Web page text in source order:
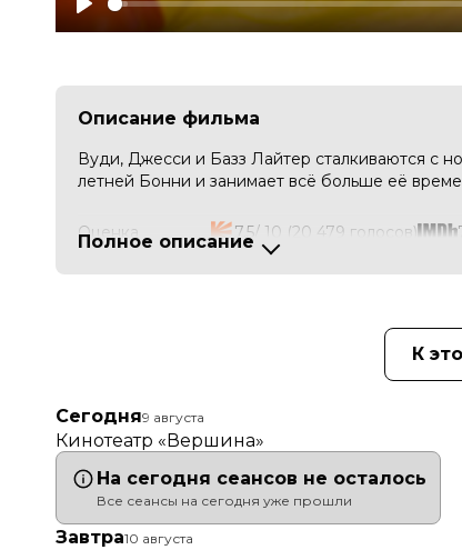
Play
Описание фильма
Вуди, Джесси и Базз Лайтер сталкиваются с
летней Бонни и занимает всё больше её
Оценка 7.5/ 10 (20 479 голосов)
Страна
США
Киану Ривз, Том Хэнкс, Энни
Хант, Джон Ратценбергер,
Сценаристы
Художники
Боб Поли
Композиторы
Рэнди Ньюман
Жанр
драма, комедия, мультфильм,
Длительность
1 ч 42 мин
В прокате
с 27 июня до 12 августа
Полное описание
К
Сегодня9 августа
Кинотеатр « Вершина»
На сегодня сеансов не осталось
Все сеансы на сегодня уже прошли
Завтра10 августа